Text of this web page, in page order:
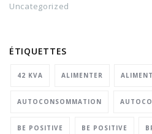
Uncategorized
ÉTIQUETTES
42 KVA ALIMENTER
AUTOCONSOMMATION
BE POSITIVE BE POSITIVE